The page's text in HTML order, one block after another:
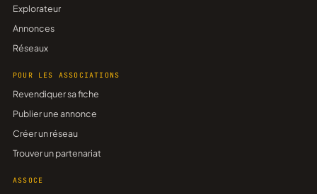
Explorateur
Annonces
Réseaux
POUR LES ASSOCIATIONS
Revendiquer sa fiche
Publier une annonce
Créer un réseau
Trouver un partenariat
ASSOCE